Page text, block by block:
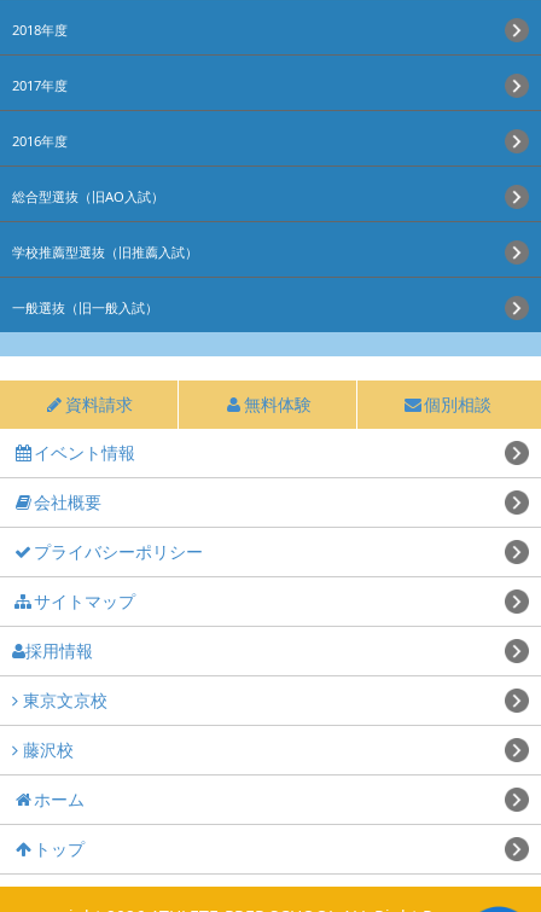
2018年度
2017年度
2016年度
総合型選抜（旧AO入試）
学校推薦型選抜（旧推薦入試）
一般選抜（旧一般入試）
資料請求 無料体験 個別相談
イベント情報
会社概要
プライバシーポリシー
サイトマップ
採用情報
東京文京校
藤沢校
ホーム
トップ